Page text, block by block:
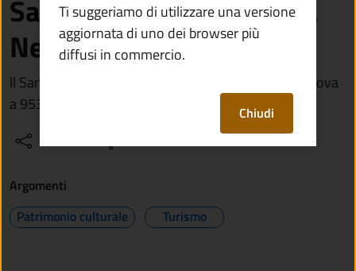
Santuario Madonna della
Neve in San Gregorio
Il Santuario, dedicato alla Madonna delle Neve, si trova
a 953 m di quota.
Ti suggeriamo di utilizzare una versione
aggiornata di uno dei browser più
diffusi in commercio.
Chiudi
Argomenti
Patrimonio culturale
Turismo